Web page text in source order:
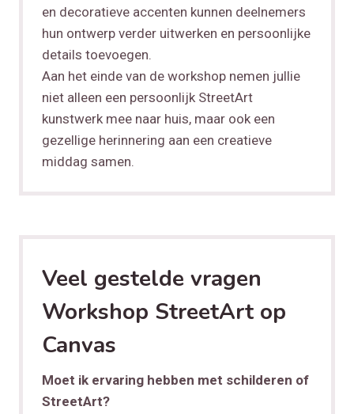
en decoratieve accenten kunnen deelnemers
hun ontwerp verder uitwerken en persoonlijke
details toevoegen.
Aan het einde van de workshop nemen jullie
niet alleen een persoonlijk StreetArt
kunstwerk mee naar huis, maar ook een
gezellige herinnering aan een creatieve
middag samen.
Veel gestelde vragen
Workshop StreetArt op
Canvas
Moet ik ervaring hebben met schilderen of
StreetArt?